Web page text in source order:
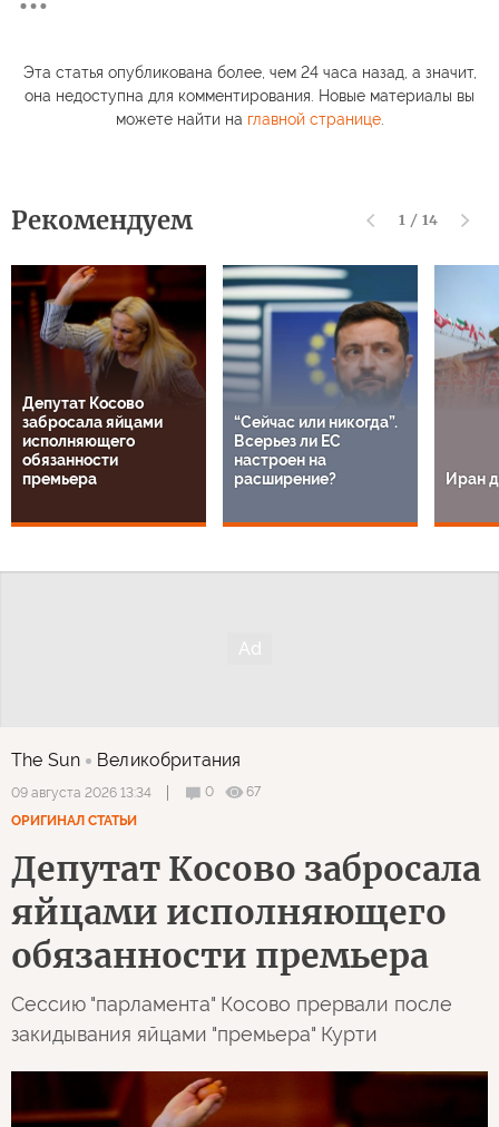
Эта статья опубликована более, чем 24 часа назад, а значит,
она недоступна для комментирования. Новые материалы вы
можете найти на главной странице.
Рекомендуем 1 / 14
Депутат Косово
забросала яйцами
исполняющего
обязанности
премьера
“Сейчас или никогда”.
Всерьез ли ЕС
настроен на
расширение?
Иран
The Sun Великобритания
09 августа 2026 13:34 0
67
ОРИГИНАЛ СТАТЬИ
Депутат Косово забросала
яйцами исполняющего
обязанности премьера
Сессию "парламента" Косово прервали после
закидывания яйцами "премьера" Курти